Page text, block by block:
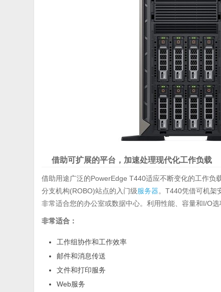
借助可扩展的平台，加速处理现代化工作负载
借助用途广泛的PowerEdge T440适应不断变化的工作
分支机构(ROBO)站点的入门级服务器。T440凭借可机架
非常适合您的办公室或数据中心。利用性能、容量和I/O选
非常适合：
工作组协作和工作效率
邮件和消息传送
文件和打印服务
Web服务